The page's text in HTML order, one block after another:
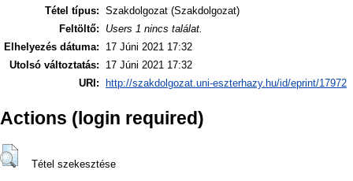
Tétel típus: Szakdolgozat (Szakdolgozat)
Feltöltő:
Users 1 nincs találat.
Elhelyezés dátuma:
17 Júni 2021 17:32
Utolsó változtatás:
17 Júni 2021 17:32
URI:
http://szakdolgozat.uni-eszterhazy.hu/id/eprint/17972
Actions (login required)
Tétel szekesztése